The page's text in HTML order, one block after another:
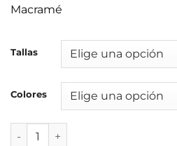
Macramé
Tallas
Colores
Borácay Colorful cantidad